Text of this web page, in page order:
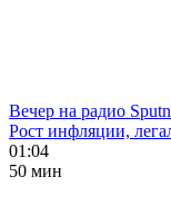
Вечер на радио
Рост инфляции,
01:04
50 мин